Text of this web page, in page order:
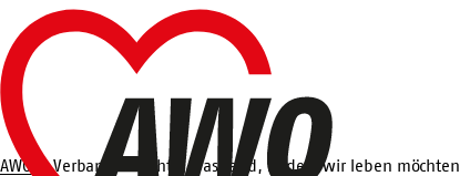
Zum
Hauptinhalt
springen
Startseite
AWO Verbandsbericht Das Land, in dem wir leben möchten